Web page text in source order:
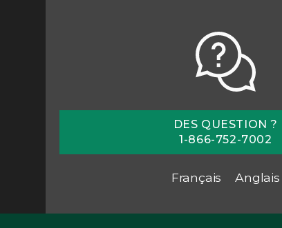
DES QUESTION ?
1-866-752-7002
Français Anglais